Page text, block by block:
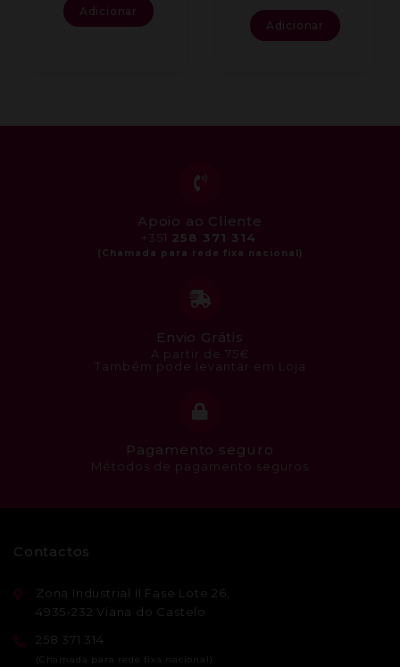
Adicionar
Adicionar
Apoio ao Cliente
+351 258 371 314
Envio Grátis
A partir de 75€
Também pode levantar em Loja
Pagamento seguro
Métodos de pagamento seguros
Contactos
Zona Industrial II Fase Lote 26,
4935-232 Viana do Castelo
258 371 314